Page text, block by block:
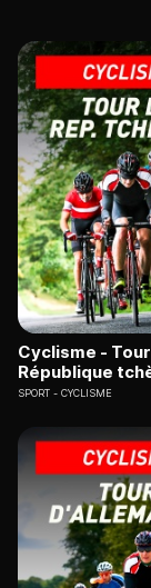
Cyclisme -
République
SPORT CYCLISME